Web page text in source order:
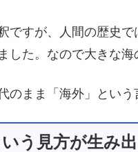
ですが、人間の歴史
した。なので大きな
のまま「海外」とい
いう見方が生み